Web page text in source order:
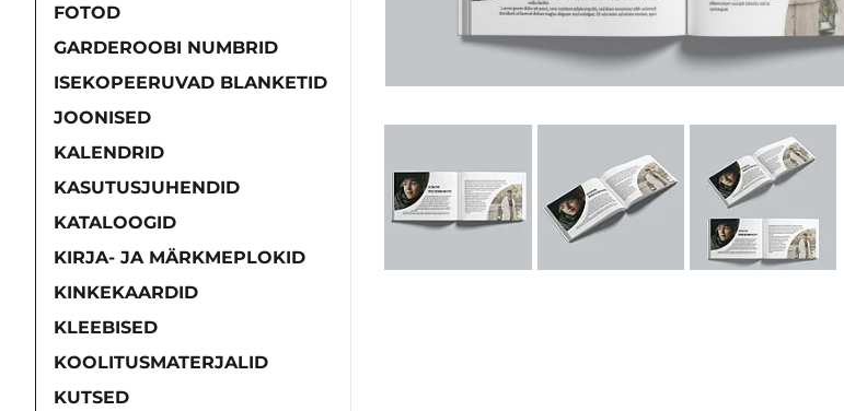
FOTOD
GARDEROOBI NUMBRID
ISEKOPEERUVAD BLANKETID
JOONISED
KALENDRID
KASUTUSJUHENDID
KATALOOGID
KIRJA- JA MÄRKMEPLOKID
KINKEKAARDID
KLEEBISED
KOOLITUSMATERJALID
KUTSED